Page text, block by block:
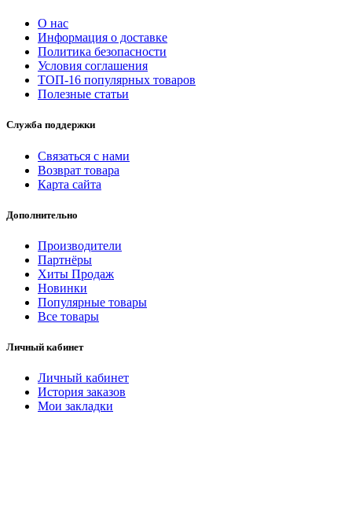
О нас
Информация о доставке
Политика безопасности
Условия соглашения
ТОП-16 популярных товаров
Полезные статьи
Служба поддержки
Связаться с нами
Возврат товара
Карта сайта
Дополнительно
Производители
Партнёры
Хиты Продаж
Новинки
Популярные товары
Все товары
Личный кабинет
Личный кабинет
История заказов
Мои закладки